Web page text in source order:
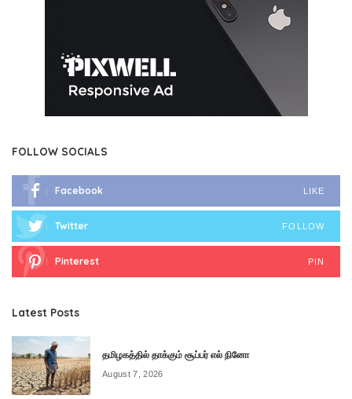
FOLLOW SOCIALS
Facebook LIKE
Twitter FOLLOW
Pinterest PIN
Latest Posts
தமிழகத்தில் தாக்கும் சூப்பர் எல் நினோ
August 7, 2026